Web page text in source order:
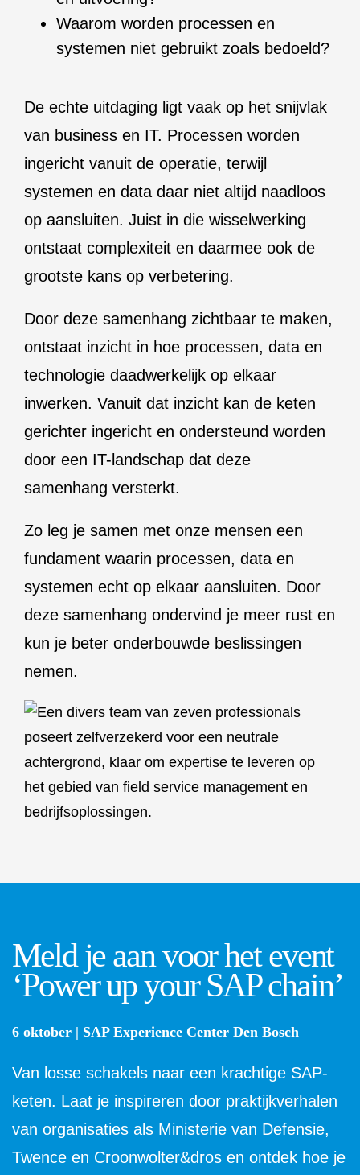
Waarom worden processen en
systemen niet gebruikt zoals bedoeld?
De echte uitdaging ligt vaak op het snijvlak
van business en IT. Processen worden
ingericht vanuit de operatie, terwijl
systemen en data daar niet altijd naadloos
op aansluiten. Juist in die wisselwerking
ontstaat complexiteit en daarmee ook de
grootste kans op verbetering.
Door deze samenhang zichtbaar te maken,
ontstaat inzicht in hoe processen, data en
technologie daadwerkelijk op elkaar
inwerken. Vanuit dat inzicht kan de keten
gerichter ingericht en ondersteund worden
door een IT-landschap dat deze
samenhang versterkt.
Zo leg je samen met onze mensen een
fundament waarin processen, data en
systemen echt op elkaar aansluiten. Door
deze samenhang ondervind je meer rust en
kun je beter onderbouwde beslissingen
nemen.
Meld je aan voor het event
‘Power up your SAP chain’
6 oktober | SAP Experience Center Den Bosch
Van losse schakels naar een krachtige SAP-
keten. Laat je inspireren door praktijkverhalen
van organisaties als Ministerie van Defensie,
Twence en Croonwolter&dros en ontdek hoe je